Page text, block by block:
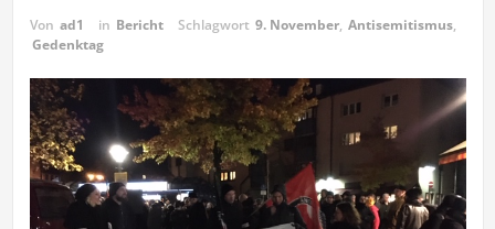
Von ad1 in Bericht Schlagwort 9. November, Antisemitismus,
Gedenktag